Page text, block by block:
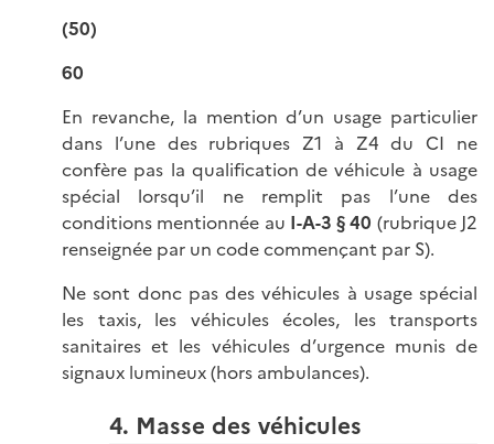
(50)
60
En revanche, la mention d’un usage particulier
dans l’une des rubriques Z1 à Z4 du CI ne
confère pas la qualification de véhicule à usage
spécial lorsqu’il ne remplit pas l’une des
conditions mentionnée au I-A-3 § 40 (rubrique J2
renseignée par un code commençant par S).
Ne sont donc pas des véhicules à usage spécial
les taxis, les véhicules écoles, les transports
sanitaires et les véhicules d’urgence munis de
signaux lumineux (hors ambulances).
4. Masse des véhicules